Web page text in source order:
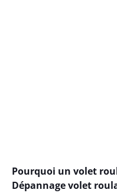
Pourquoi un volet
Dépannage volet